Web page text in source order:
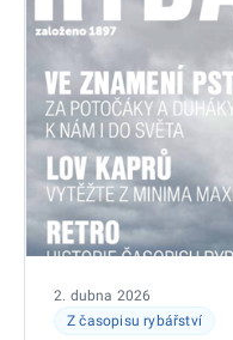
Z časopisu rybářství
2. dubna 2026